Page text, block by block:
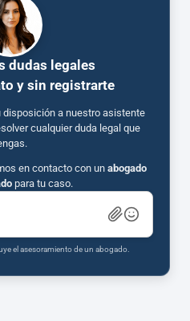
dudas legales
y sin registrarte
disposición a nuestro asistente
cualquier duda legal que
en contacto con un abogado
para tu caso.
el asesoramiento de un abogado.